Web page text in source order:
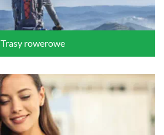
Trasy rowerowe